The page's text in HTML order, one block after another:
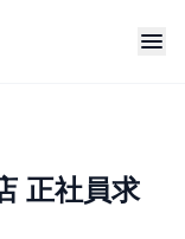
正社員求